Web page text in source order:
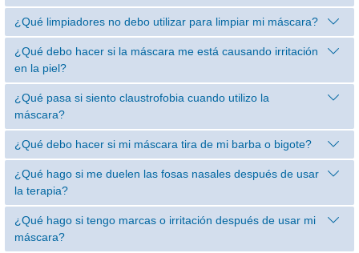
¿Qué limpiadores no debo utilizar para limpiar mi máscara?
¿Qué debo hacer si la máscara me está causando irritación
en la piel?
¿Qué pasa si siento claustrofobia cuando utilizo la
máscara?
¿Qué debo hacer si mi máscara tira de mi barba o bigote?
¿Qué hago si me duelen las fosas nasales después de usar
la terapia?
¿Qué hago si tengo marcas o irritación después de usar mi
máscara?